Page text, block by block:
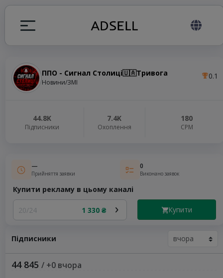
ППО - Сигнал Столиці🇺🇦Тривога
Новини/ЗМІ
0.1
44.8K
Підписники
7.4K
Охоплення
180
СРМ
—
Прийняття заявки
0
Виконано заявок
Купити рекламу в цьому каналі
20/24 1 330 ₴ Купити
Підписники
44 845 / +0 вчора